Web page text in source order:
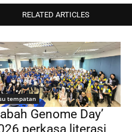
RELATED ARTICLES
tempatan
Genome Day’
perkasa literasi